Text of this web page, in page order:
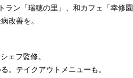
ラン「瑞穂の里」、和カフェ「幸修園
改善を。
ェフ監修。
。テイクアウトメニューも。